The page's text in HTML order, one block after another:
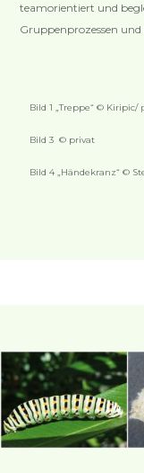
teamorientiert und
Gruppenprozessen
Bild 1 „Treppe“ © Kiripic/
Bild 3 © privat
Bild 4 „Händekranz“ ©